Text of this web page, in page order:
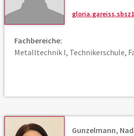
Fachbereiche:
Metalltechnik I, Technikerschule,
Gunzelmann,